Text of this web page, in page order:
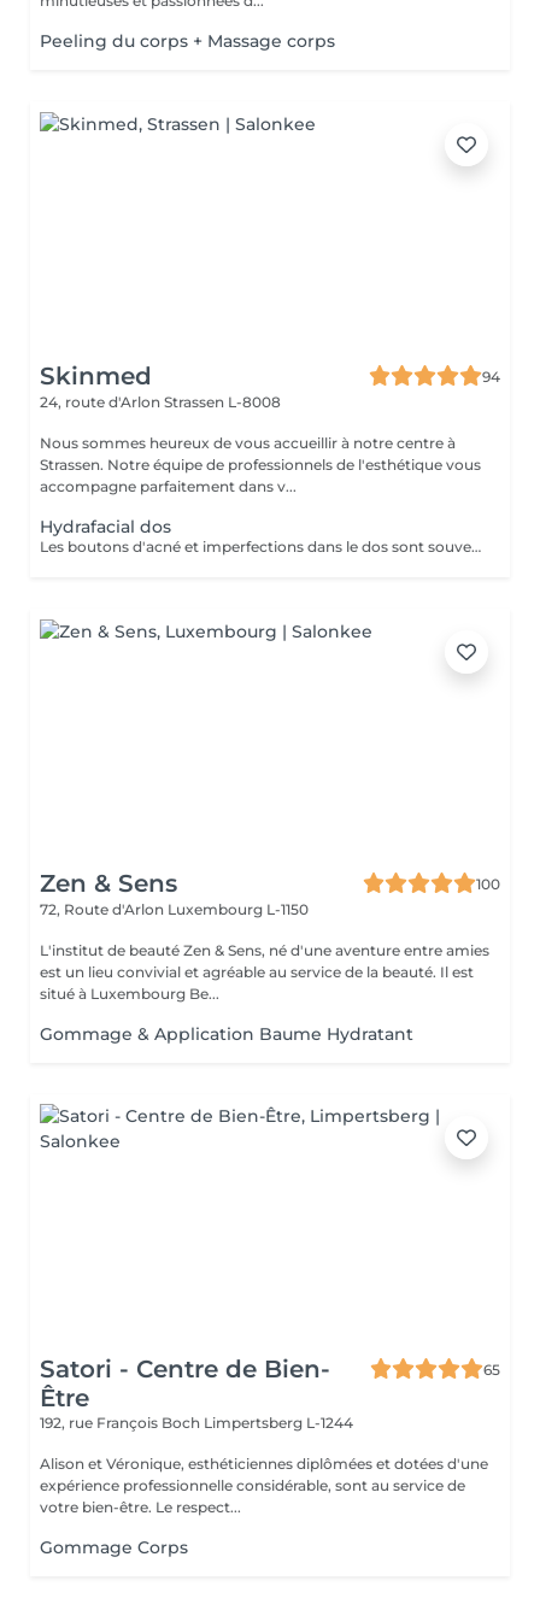
Peeling du corps + Massage corps
Skinmed
94
24, route d'Arlon Strassen L-8008
Nous sommes heureux de vous accueillir à notre centre à
Strassen. Notre équipe de professionnels de l'esthétique vous
accompagne parfaitement dans v...
Hydrafacial dos
Les boutons d'acné et imperfections dans le dos sont souvent présents chez les adolescents, jeunes adultes ou encore chez les personnes présentant des problèmes hormonaux. Leur apparition s'explique par le même phénomène que les imperfections du visage : une accumulation de sébum, peaux mortes, et une inflammation. HydraFacial est le seul traitement utilisant une technologie brevetée pour nettoyer, éliminer et hydrater. Les super sérums HydraFacial contiennent des ingrédients nutritifs pour une peau plus belle immédiatement. Le résultat : un nettoyage profond de la peau, une réhydratation, et une diminution des imperfections. Ce soin est composé d'un nettoyage, d'une exfoliation douce, d'une extraction et d'antioxydants.
Zen & Sens
100
72, Route d'Arlon Luxembourg L-1150
L'institut de beauté Zen & Sens, né d'une aventure entre amies
est un lieu convivial et agréable au service de la beauté. Il est
situé à Luxembourg Be...
Gommage & Application Baume Hydratant
Satori - Centre de Bien-
Être
65
192, rue François Boch Limpertsberg L-1244
Alison et Véronique, esthéticiennes diplômées et dotées d'une
expérience professionnelle considérable, sont au service de
votre bien-être. Le respect...
Gommage Corps